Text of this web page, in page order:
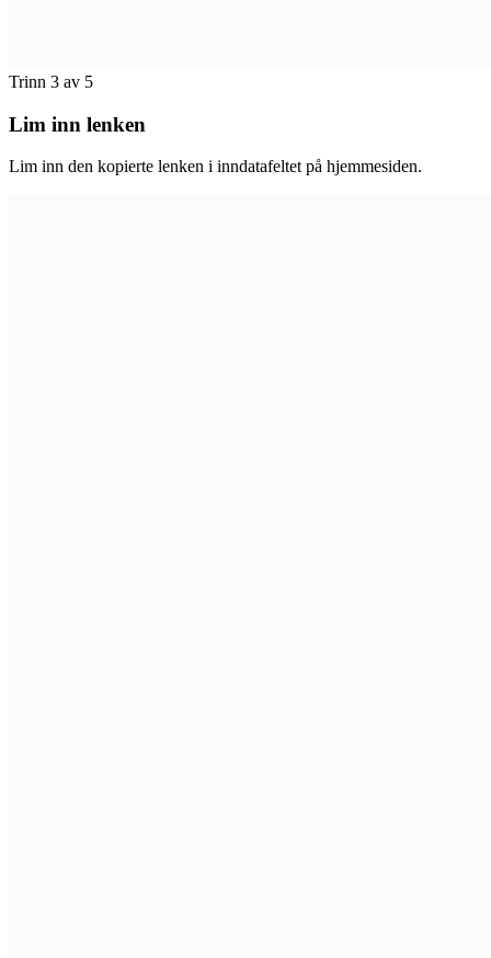
Trinn 3 av 5
Lim inn lenken
Lim inn den kopierte lenken i inndatafeltet på hjemmesiden.